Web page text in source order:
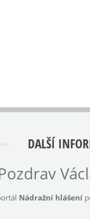
DALŠÍ
Nádražní hlášení